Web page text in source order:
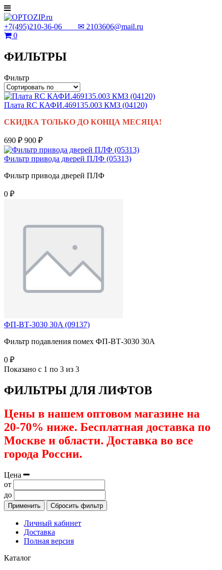
+7(495)210-36-06 ✉ 2103606@mail.ru
0
ФИЛЬТРЫ
Фильтр
Плата RC КАФИ.469135.003 КМЗ (04120)
СКИДКА ТОЛЬКО ДО КОНЦА МЕСЯЦА!
690 ₽ 900 ₽
Фильтр привода дверей ПЛФ (05313)
Фильтр привода дверей ПЛФ
0 ₽
ФП-ВТ-3030 30A (09137)
Фильтр подавления помех ФП-ВТ-3030 30A
0 ₽
Показано с 1 по 3 из 3
ФИЛЬТРЫ ДЛЯ ЛИФТОВ
Цены в нашем оптовом магазине на
20-70% ниже. Бесплатная доставка по
Москве и области. Доставка во все
города России.
Цена
от
до
Применить Сбросить фильтр
Личный кабинет
Доставка
Полная версия
Каталог